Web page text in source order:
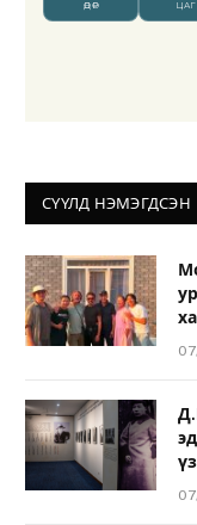
СҮҮЛД НЭМЭГДСЭН